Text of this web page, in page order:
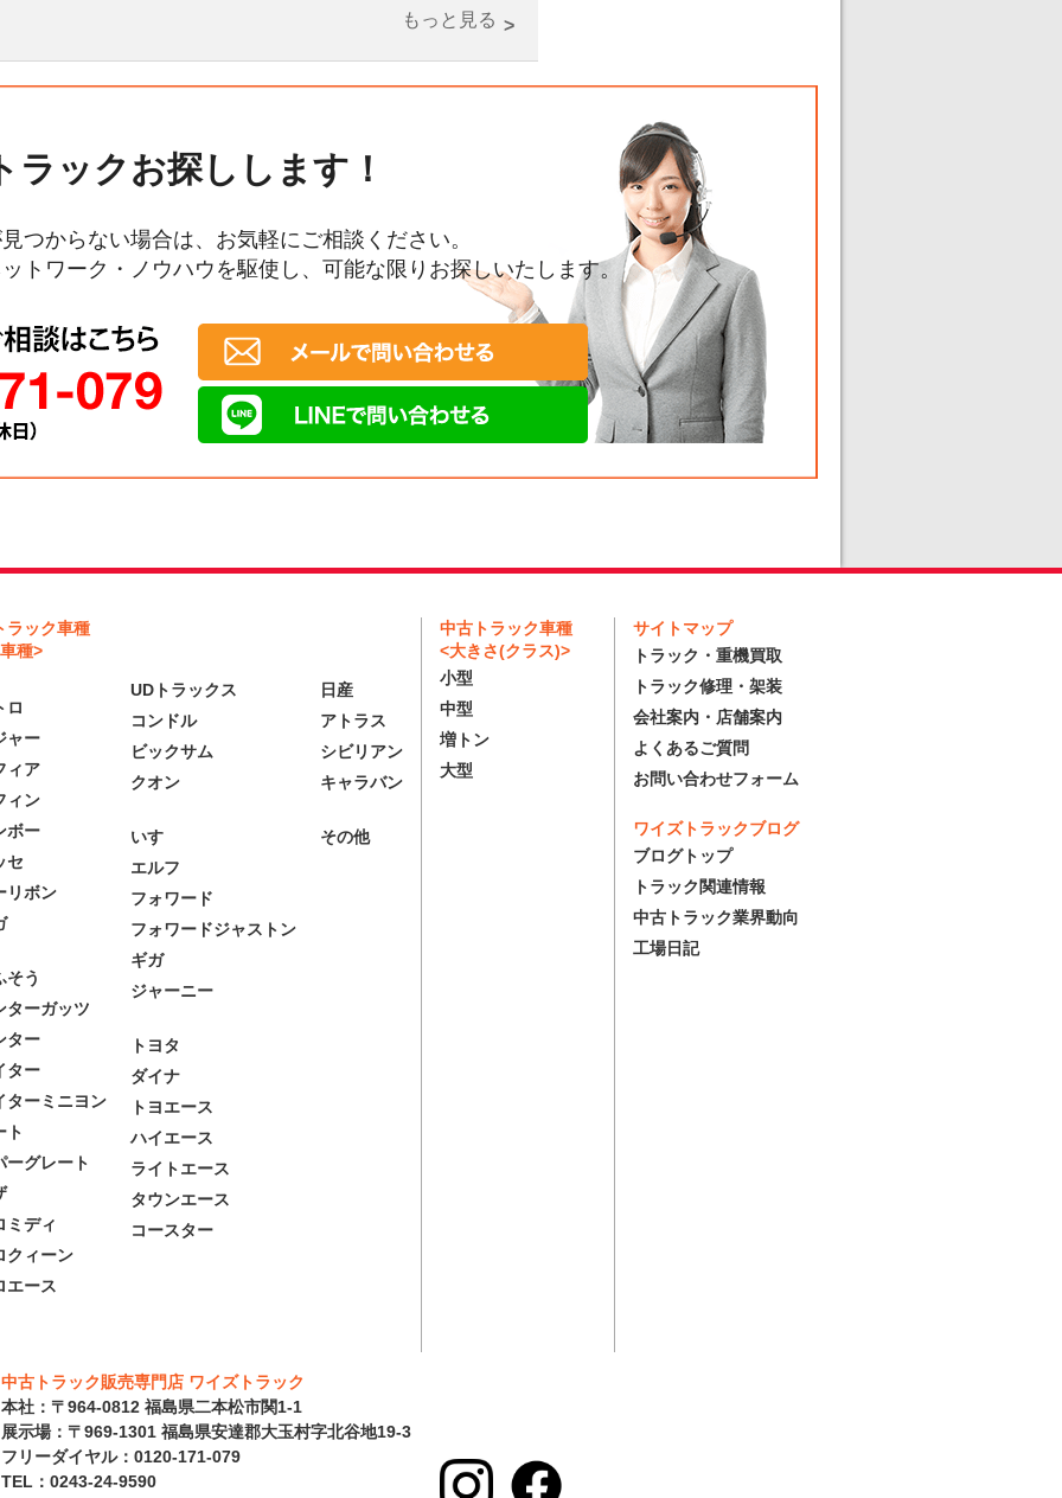
もっと見る
ラックお探しします！
つからない場合は、お気軽にご相談ください。
トワーク・ノウハウを駆使し、可能な限りお探しいたします。
ラック車種
種>
ロ
ャー
ィア
ィン
ボー
セ
リボン
そう
ターガッツ
ター
ター
ターミニヨン
ト
ーグレート
ミディ
クィーン
エース
UDトラックス
コンドル
ビックサム
クオン
いすゞ
エルフ
フォワード
フォワードジャストン
ギガ
ジャーニー
トヨタ
ダイナ
トヨエース
ハイエース
ライトエース
タウンエース
コースター
日産
アトラス
シビリアン
キャラバン
その他
中古トラック車種
<大きさ(クラス)>
小型
中型
増トン
大型
サイトマップ
トラック・重機買取
トラック修理・架装
会社案内・店舗案内
よくあるご質問
お問い合わせフォーム
ワイズトラックブログ
ブログトップ
トラック関連情報
中古トラック業界動向
工場日記
中古トラック販売専門店 ワイズトラック
本社：〒964-0812 福島県二本松市関1-1
展示場：〒969-1301 福島県安達郡大玉村字北谷地19-3
フリーダイヤル：0120-171-079
TEL：0243-24-9590